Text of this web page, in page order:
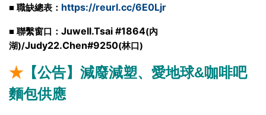
■ 職缺總表： https://reurl.cc/6E0Ljr
■ 聯繫窗口： Juwell.Tsai #1864(內
湖)/Judy22.Chen#9250(林口)
★【公告】減廢減塑、愛地球&咖啡吧
麵包供應